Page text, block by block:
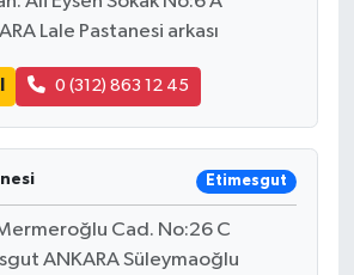
Lale Pastanesi arkası
0 (312) 863 12 45
Etimesgut
Cad. No:26 C
ANKARA Süleymaoğlu